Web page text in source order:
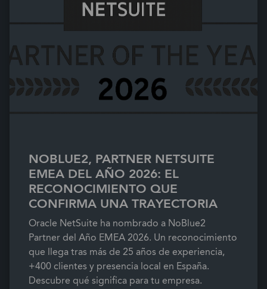
NOBLUE2, PARTNER NETSUITE
EMEA DEL AÑO 2026: EL
RECONOCIMIENTO QUE
CONFIRMA UNA TRAYECTORIA
Oracle NetSuite ha nombrado a NoBlue2
Partner del Año EMEA 2026. Un reconocimiento
que llega tras más de 25 años de experiencia,
+400 clientes y presencia local en España.
Descubre qué significa para tu empresa.